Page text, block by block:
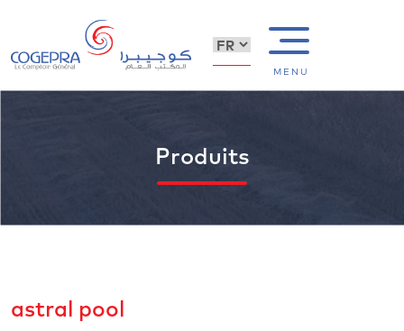
MENU
Produits
astral pool